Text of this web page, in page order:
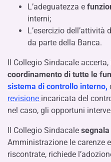
L’adeguatezza e
interni;
L’esercizio
da parte della Banca.
Il Collegio Sindacale accerta,
coordinamento di tutte le
sistema di controllo interno,
revisione incaricata del
nel caso, gli opportuni
Il Collegio Sindacale segnala
Amministrazione le carenze
riscontrate, richiede